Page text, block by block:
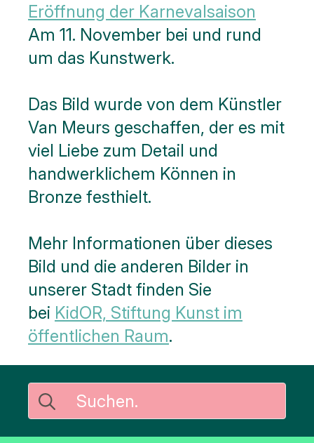
Eröffnung der Karnevalsaison
Am 11. November bei und rund
um das Kunstwerk.
Das Bild wurde von dem Künstler
Van Meurs geschaffen, der es mit
viel Liebe zum Detail und
handwerklichem Können in
Bronze festhielt.
Mehr Informationen über dieses
Bild und die anderen Bilder in
unserer Stadt finden Sie
bei KidOR, Stiftung Kunst im
öffentlichen Raum.
Suche
nach: